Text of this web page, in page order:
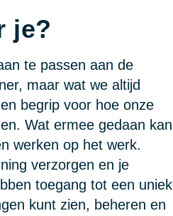
je?
te passen aan de
maar wat we altijd
begrip voor hoe onze
Wat ermee gedaan kan
werken op het werk.
verzorgen en je
toegang tot een uniek
kunt zien, beheren en